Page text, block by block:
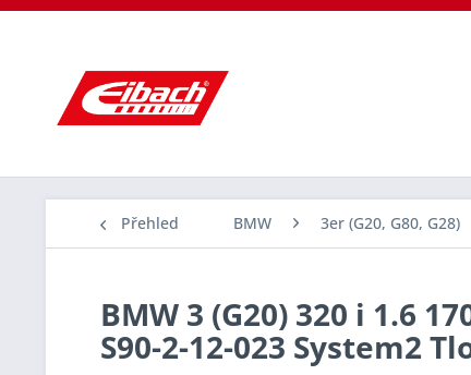
Přehled BMW 3er (G20, G80, G28)
BMW 3 (G20) 320 i 1.6
S90-2-12-023 System2